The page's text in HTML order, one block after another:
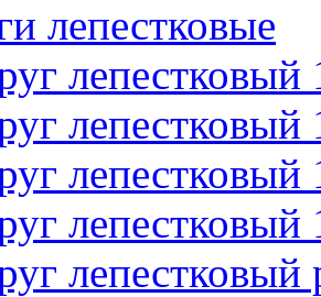
лепестковые
лепестковый